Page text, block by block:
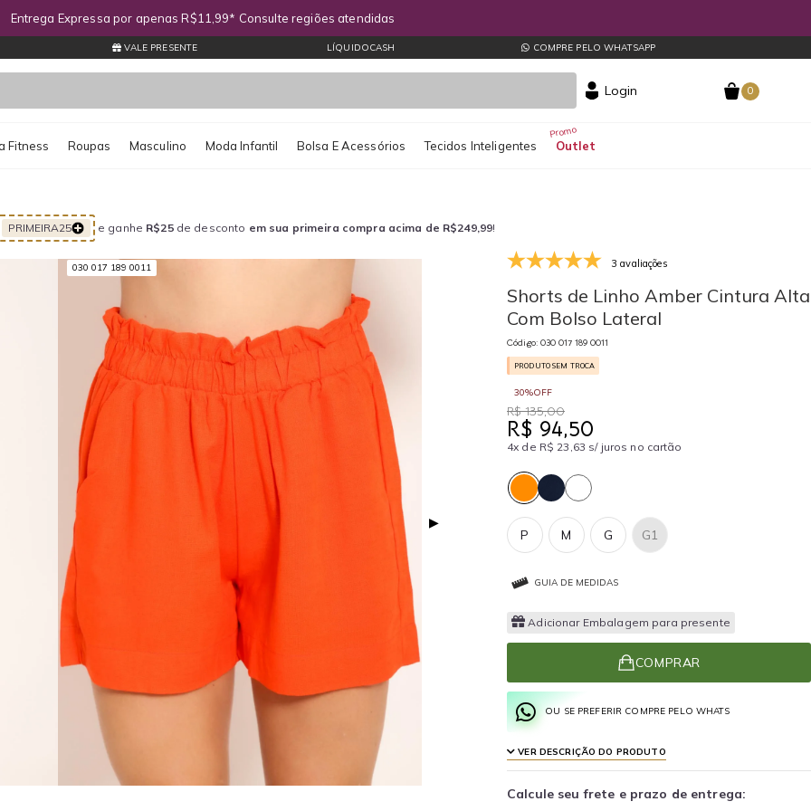
Entrega Expressa por apenas R$11,99* Consulte regiões atendidas
VALE PRESENTE LÍQUIDOCASH COMPRE PELO WHATSAPP
Login 0
Bolsa E Acessórios
Masculino Moda Infantil
Roupas
Fitness Outlet
Tecidos Inteligentes
PRIMEIRA25 e ganhe R$25de desconto em sua primeira compra acima de R$249,99!
030 017 189 0011 030 017 189 0011
▶
3 avaliações
Shorts de Linho Amber Cintura Alta
Com Bolso Lateral
Código: 030 017 189 0011
PRODUTO SEM TROCA
30%OFF
R$ 135,00
R$ 94,50
4x de R$ 23,63 s/ juros no cartão
G
M G1
P
GUIA DE MEDIDAS
Adicionar Embalagem para presente
COMPRAR
OU SE PREFERIR COMPRE PELO WHATS
VER DESCRIÇÃO DO PRODUTO
Calcule seu frete e prazo de entrega: